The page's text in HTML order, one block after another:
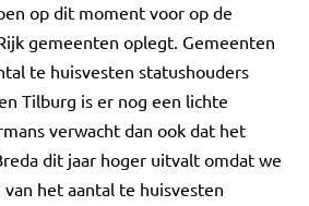
op dit moment voor op de
gemeenten oplegt. Gemeenten
te huisvesten statushouders
Tilburg is er nog een lichte
verwacht dan ook dat het
dit jaar hoger uitvalt omdat we
het aantal te huisvesten